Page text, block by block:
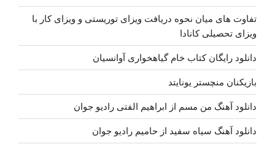
تفاوت های میان نحوه دریافت ویزای توریستی و ویزای کار با
ویزای تحصیلی کانادا
دانلود رایگان کتاب خام گیاهخواری آوانسیان
بازیکنان منچستر یونایتد
دانلود آهنگ من مسم از ابراهیم الفتی رادیو جوان
دانلود آهنگ سیاه سفید از حامیم رادیو جوان